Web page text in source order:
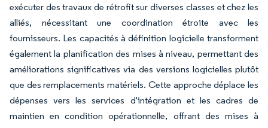
exécuter des travaux de rétrofit sur diverses classes et chez les
alliés, nécessitant une coordination étroite avec les
fournisseurs. Les capacités à définition logicielle transforment
également la planification des mises à niveau, permettant des
améliorations significatives via des versions logicielles plutôt
que des remplacements matériels. Cette approche déplace les
dépenses vers les services d'intégration et les cadres de
maintien en condition opérationnelle, offrant des mises à